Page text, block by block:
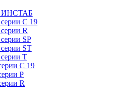
ИНСТАБ
C 19
R
SP
ST
T
C 19
P
R